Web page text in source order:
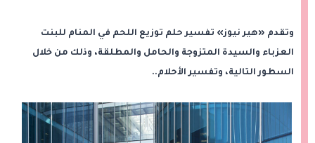
وتقدم «هير نيوز» تفسير حلم توزيع اللحم في المنام للبنت
العزباء والسيدة المتزوجة والحامل والمطلقة، وذلك من خلال
السطور التالية، وتفسير الأحلام..